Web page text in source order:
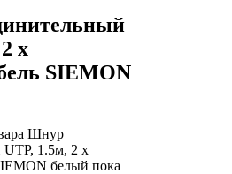
x
SIEMON
Шнур
UTP, 1.5м, 2 x
белый пока